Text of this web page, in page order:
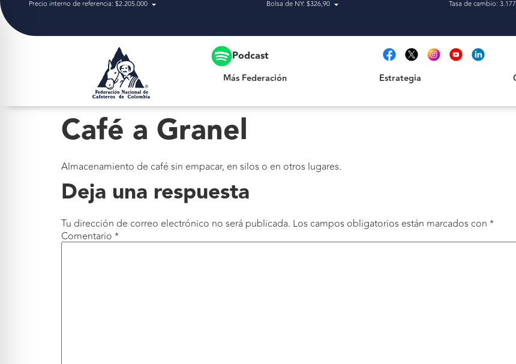
Precio interno de referencia: $2.205.000 Bolsa de NY: $326,90 Tasa de cambio: 3.177
Podcast
Más Federación Estrategia
Café a Granel
Almacenamiento de café sin empacar, en silos o en otros lugares.
Deja una respuesta
Tu dirección de correo electrónico no será publicada. Los campos obligatorios están marcados con *
Comentario *